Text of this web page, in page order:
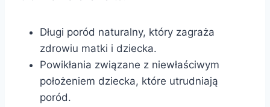
Długi poród naturalny, który zagraża
zdrowiu matki i dziecka.
Powikłania związane z niewłaściwym
położeniem dziecka, które utrudniają
poród.